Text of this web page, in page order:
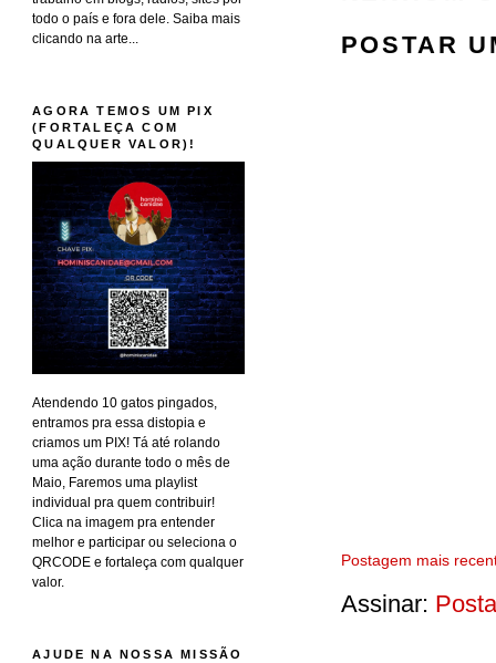
POSTAR
Postagem mais
Assinar:
todo o país e fora dele. Saiba mais
clicando na arte...
AGORA TEMOS UM PIX
(FORTALEÇA COM
QUALQUER VALOR)!
Atendendo 10 gatos pingados,
entramos pra essa distopia e
criamos um PIX! Tá até rolando
uma ação durante todo o mês de
Maio, Faremos uma playlist
individual pra quem contribuir!
Clica na imagem pra entender
melhor e participar ou seleciona o
QRCODE e fortaleça com qualquer
valor.
AJUDE NA NOSSA MISSÃO